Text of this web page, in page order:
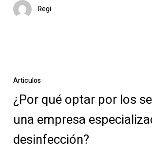
Regi
qué
por
los
de
Articulos
¿Por qué optar por los
una empresa
desinfección?